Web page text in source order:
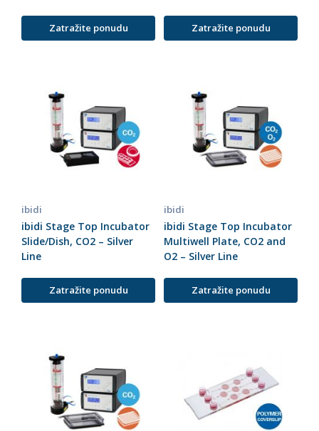
Zatražite ponudu Zatražite ponudu
ibidi
ibidi Stage Top Incubator
Slide/Dish, CO2 – Silver
Line
Zatražite ponudu
ibidi
ibidi Stage Top Incubator
Multiwell Plate, CO2 and
O2 – Silver Line
Zatražite ponudu